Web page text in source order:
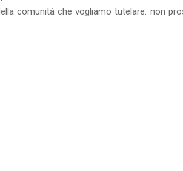
comunità che vogliamo tutelare: non